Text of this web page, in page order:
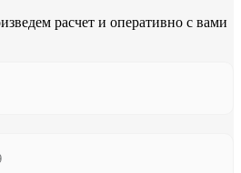
расчет и оперативно с вами